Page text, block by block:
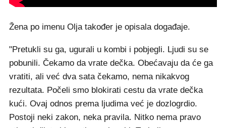
Žena po imenu Olja također je opisala događaje.
"Pretukli su ga, ugurali u kombi i pobjegli. Ljudi su se
pobunili. Čekamo da vrate dečka. Obećavaju da će ga
vratiti, ali već dva sata čekamo, nema nikakvog
rezultata. Počeli smo blokirati cestu da vrate dečka
kući. Ovaj odnos prema ljudima već je dozlogrdio.
Postoji neki zakon, neka pravila. Nitko nema pravo